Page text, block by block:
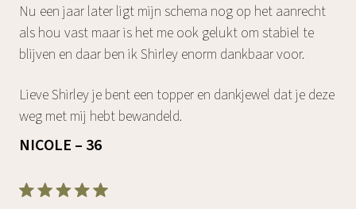
Nu een jaar later ligt mijn schema nog op het aanrecht
als hou vast maar is het me ook gelukt om stabiel te
blijven en daar ben ik Shirley enorm dankbaar voor.
Lieve Shirley je bent een topper en dankjewel dat je deze
weg met mij hebt bewandeld.
NICOLE – 36